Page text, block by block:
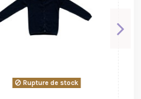
Rupture de stock